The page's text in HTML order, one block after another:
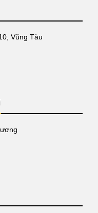
Vũng Tàu